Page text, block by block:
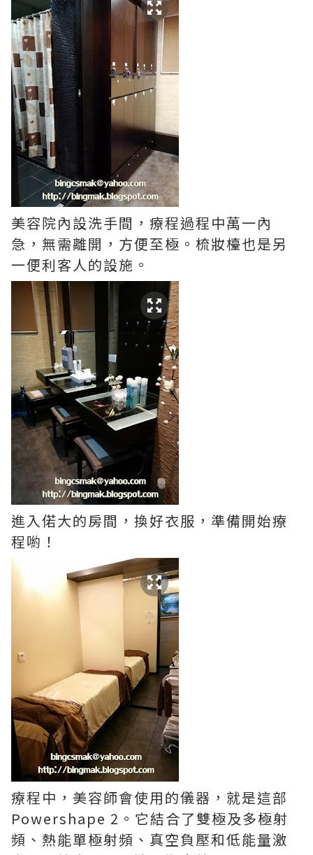
美容院內設洗手間，療程過程中萬一內
急，無需離開，方便至極。梳妝檯也是另
一便利客人的設施。
進入偌大的房間，換好衣服，準備開始療
程喲！
療程中，美容師會使用的儀器，就是這部
Powershape 2。它結合了雙極及多極射
頻、熱能單極射頻、真空負壓和低能量激